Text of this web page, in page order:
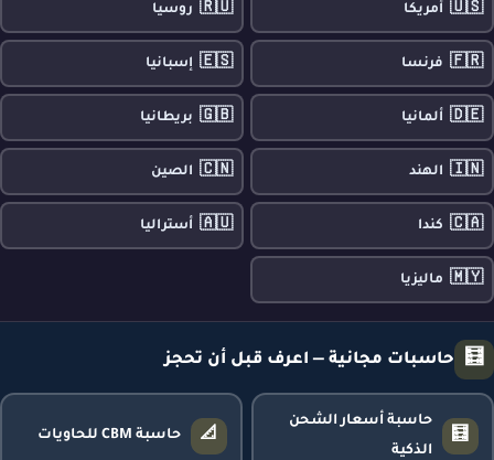
🇺🇸 أمريكا 🇷🇺 روسيا
🇫🇷 فرنسا 🇪🇸 إسبانيا
🇩🇪 ألمانيا 🇬🇧 بريطانيا
🇮🇳 الهند 🇨🇳 الصين
🇨🇦 كندا 🇦🇺 أستراليا
🇲🇾 ماليزيا
🧮 حاسبات مجانية — اعرف قبل أن تحجز
🧮
حاسبة أسعار الشحن
الذكية
📐 حاسبة CBM للحاويات